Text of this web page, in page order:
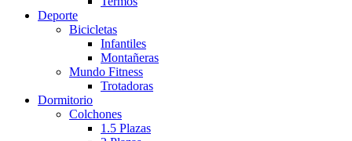
Deporte
Bicicletas
Infantiles
Montañeras
Mundo Fitness
Trotadoras
Dormitorio
Colchones
1.5 Plazas